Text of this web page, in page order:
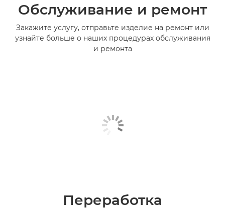
Обслуживание и ремонт
Закажите услугу, отправьте изделие на ремонт или
узнайте больше о наших процедурах обслуживания
и ремонта
Переработка